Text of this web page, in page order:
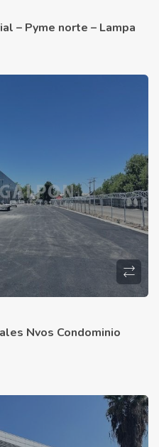
– Pyme norte – Lampa
Nvos Condominio